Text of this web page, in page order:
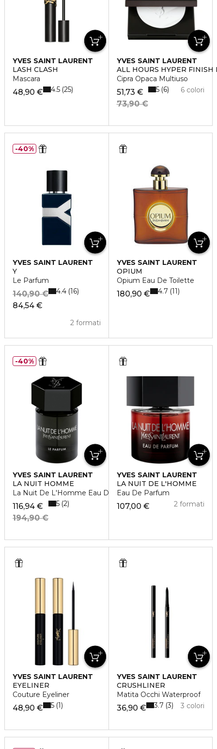
YVES SAINT LAURENT
LASH CLASH
Mascara
48,90 € 4.5 25
YVES SAINT LAURENT
ALL HOURS HYPER FINISH
Cipra Opaca Multiuso
51,73 €
73,90 €
6 colori
5 6
YVES SAINT LAURENT
Y
Le Parfum
84,54 €
140,90 €
2 formati
4.4 16
40%
YVES SAINT LAURENT
OPIUM
Opium Eau De Toilette
180,90 € 4.7 11
YVES SAINT LAURENT
LA NUIT HOMME
La Nuit De L'Homme Eau De Parfum
116,94 €
194,90 €
5 2
40%
YVES SAINT LAURENT
LA NUIT DE L'HOMME
Eau De Parfum
107,00 € 2 formati
YVES SAINT LAURENT
EYELINER
Couture Eyeliner
48,90 € 5 1
YVES SAINT LAURENT
CRUSHLINER
Matita Occhi Waterproof
36,90 € 3 colori
3.7 3